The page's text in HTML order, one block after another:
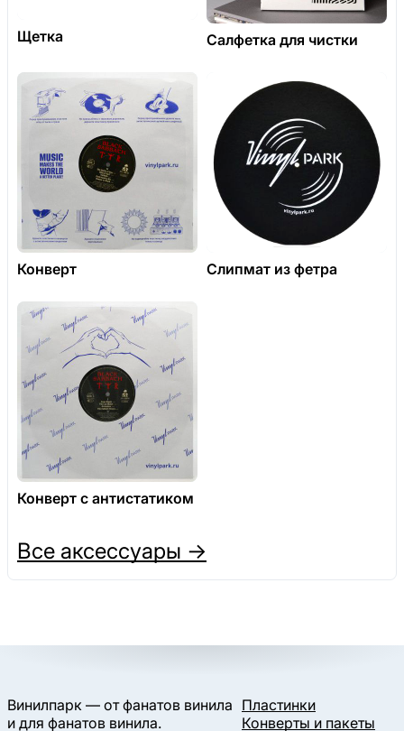
Щетка Салфетка для чистки
Конверт Слипмат из фетра
Конверт с антистатиком
Все аксессуары →
Винилпарк — от фанатов винила
и для фанатов винила.
Пластинки
Конверты и пакеты